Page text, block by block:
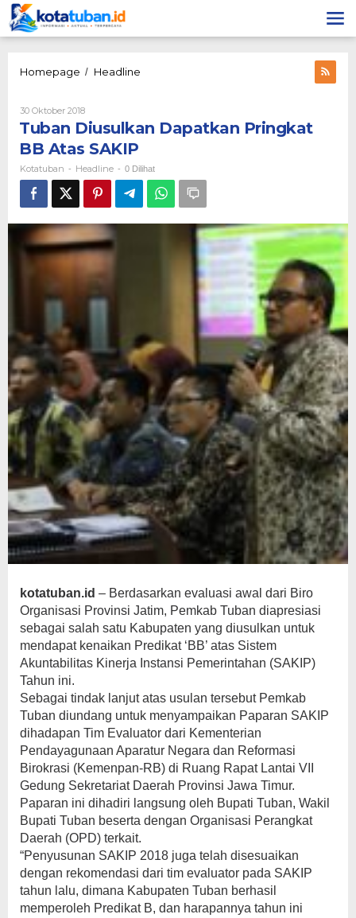
Lewati
ke
konten
Homepage / Headline
BB
30 Oktober 2018Oleh
Kotatuban
Tuban Diusulkan Dapatkan Pringkat
BB Atas SAKIP
Kotatuban - Headline - 0 Dilihat
kotatuban.id – Berdasarkan evaluasi awal dari Biro
Organisasi Provinsi Jatim, Pemkab Tuban diapresiasi
sebagai salah satu Kabupaten yang diusulkan untuk
mendapat kenaikan Predikat ‘BB’ atas Sistem
Akuntabilitas Kinerja Instansi Pemerintahan (SAKIP)
Tahun ini.
Sebagai tindak lanjut atas usulan tersebut Pemkab
Tuban diundang untuk menyampaikan Paparan SAKIP
dihadapan Tim Evaluator dari Kementerian
Pendayagunaan Aparatur Negara dan Reformasi
Birokrasi (Kemenpan-RB) di Ruang Rapat Lantai VII
Gedung Sekretariat Daerah Provinsi Jawa Timur.
Paparan ini dihadiri langsung oleh Bupati Tuban, Wakil
Bupati Tuban beserta dengan Organisasi Perangkat
Daerah (OPD) terkait.
“Penyusunan SAKIP 2018 juga telah disesuaikan
dengan rekomendasi dari tim evaluator pada SAKIP
tahun lalu, dimana Kabupaten Tuban berhasil
memperoleh Predikat B, dan harapannya tahun ini